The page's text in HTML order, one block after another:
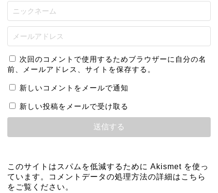
次回のコメントで使用するためブラウザーに自分の名
前、メールアドレス、サイトを保存する。
新しいコメントをメールで通知
新しい投稿をメールで受け取る
このサイトはスパムを低減するために Akismet を使っ
ています。
コメントデータの処理方法の詳細はこちら
をご覧ください 。